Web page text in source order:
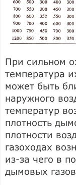
При сильном
температура
может быть
наружного
температур
плотность
плотности
газоходах
из-за чего в
дымовых